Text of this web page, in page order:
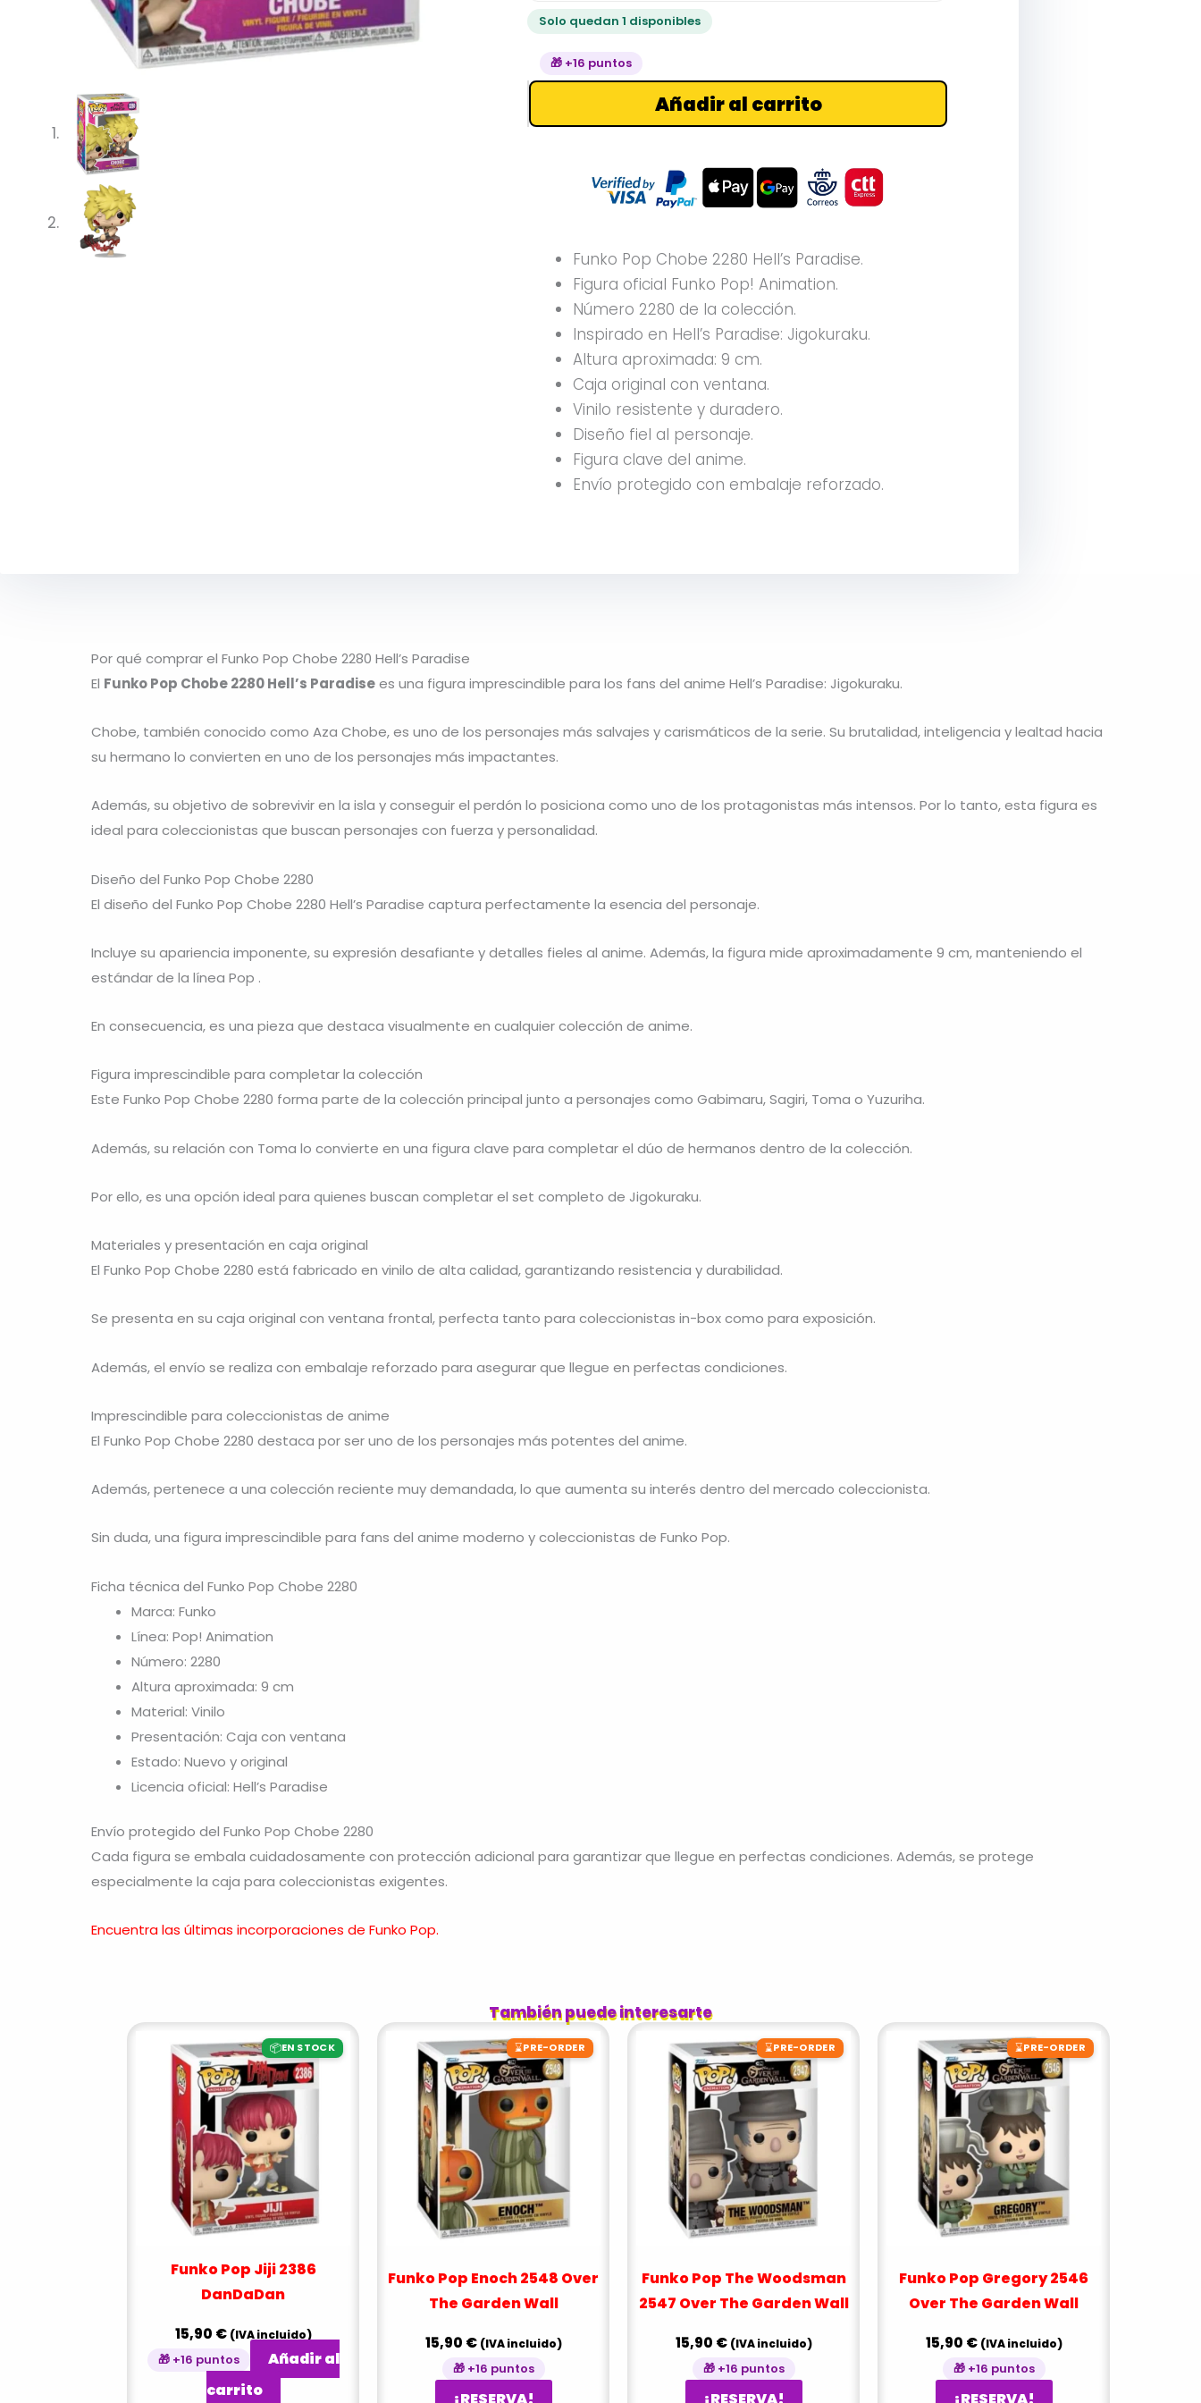
Solo quedan 1 disponibles
🎁 +16 puntos
Añadir al carrito
Funko Pop Chobe 2280 Hell’s Paradise.
Figura oficial Funko Pop! Animation.
Número 2280 de la colección.
Inspirado en Hell’s Paradise: Jigokuraku.
Altura aproximada: 9 cm.
Caja original con ventana.
Vinilo resistente y duradero.
Diseño fiel al personaje.
Figura clave del anime.
Envío protegido con embalaje reforzado.
Por qué comprar el Funko Pop Chobe 2280 Hell’s Paradise
El Funko Pop Chobe 2280 Hell’s Paradisees una figura imprescindible para los fans del anime Hell’s Paradise: Jigokuraku.
Chobe, también conocido como Aza Chobe, es uno de los personajes más salvajes y carismáticos de la serie. Su brutalidad, inteligencia y lealtad hacia
su hermano lo convierten en uno de los personajes más impactantes.
Además, su objetivo de sobrevivir en la isla y conseguir el perdón lo posiciona como uno de los protagonistas más intensos. Por lo tanto, esta figura es
ideal para coleccionistas que buscan personajes con fuerza y personalidad.
Diseño del Funko Pop Chobe 2280
El diseño del Funko Pop Chobe 2280 Hell’s Paradise captura perfectamente la esencia del personaje.
Incluye su apariencia imponente, su expresión desafiante y detalles fieles al anime. Además, la figura mide aproximadamente 9 cm, manteniendo el
estándar de la línea Pop .
En consecuencia, es una pieza que destaca visualmente en cualquier colección de anime.
Figura imprescindible para completar la colección
Este Funko Pop Chobe 2280 forma parte de la colección principal junto a personajes como Gabimaru, Sagiri, Toma o Yuzuriha.
Además, su relación con Toma lo convierte en una figura clave para completar el dúo de hermanos dentro de la colección.
Por ello, es una opción ideal para quienes buscan completar el set completo de Jigokuraku.
Materiales y presentación en caja original
El Funko Pop Chobe 2280 está fabricado en vinilo de alta calidad, garantizando resistencia y durabilidad.
Se presenta en su caja original con ventana frontal, perfecta tanto para coleccionistas in-box como para exposición.
Además, el envío se realiza con embalaje reforzado para asegurar que llegue en perfectas condiciones.
Imprescindible para coleccionistas de anime
El Funko Pop Chobe 2280 destaca por ser uno de los personajes más potentes del anime.
Además, pertenece a una colección reciente muy demandada, lo que aumenta su interés dentro del mercado coleccionista.
Sin duda, una figura imprescindible para fans del anime moderno y coleccionistas de Funko Pop.
Ficha técnica del Funko Pop Chobe 2280
Marca: Funko
Línea: Pop! Animation
Número: 2280
Altura aproximada: 9 cm
Material: Vinilo
Presentación: Caja con ventana
Estado: Nuevo y original
Licencia oficial: Hell’s Paradise
Envío protegido del Funko Pop Chobe 2280
Cada figura se embala cuidadosamente con protección adicional para garantizar que llegue en perfectas condiciones. Además, se protege
especialmente la caja para coleccionistas exigentes.
Encuentra las últimas incorporaciones de Funko Pop.
También puede interesarte
📦EN STOCK
Funko Pop Jiji 2386
DanDaDan
15,90 € (IVA incluido)
🎁 +16 puntos
Añadir al
carrito
⌛PRE-ORDER
Funko Pop Enoch 2548 Over
The Garden Wall
15,90 € (IVA incluido)
🎁 +16 puntos
⌛PRE-ORDER
Funko Pop The Woodsman
2547 Over The Garden Wall
15,90 € (IVA incluido)
🎁 +16 puntos
⌛PRE-ORDER
Funko Pop Gregory 2546
Over The Garden Wall
15,90 € (IVA incluido)
🎁 +16 puntos